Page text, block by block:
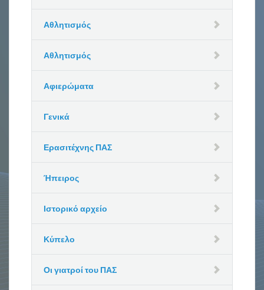
Αθλητισμός
Αθλητισμός
Αφιερώματα
Γενικά
Ερασιτέχνης ΠΑΣ
Ήπειρος
Ιστορικό αρχείο
Κύπελο
Οι γιατροί του ΠΑΣ